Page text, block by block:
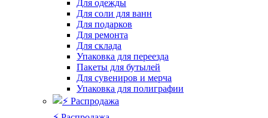
Для одежды
Для соли для ванн
Для подарков
Для ремонта
Для склада
Упаковка для переезда
Пакеты для бутылей
Для сувениров и мерча
Упаковка для полиграфии